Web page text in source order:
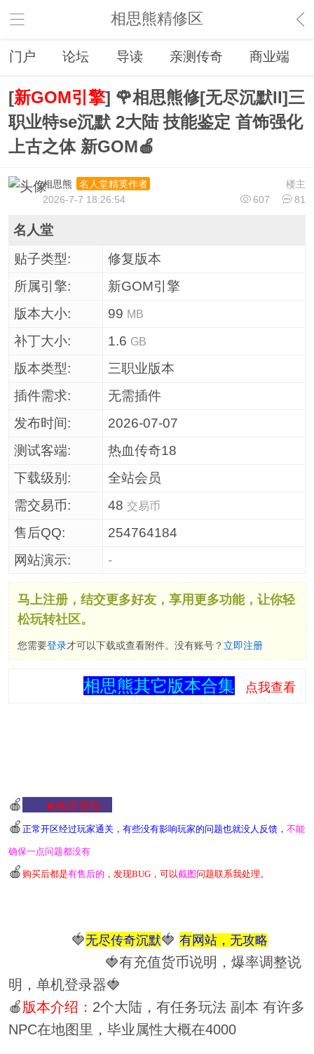
相思熊精修区
门户 论坛 导读 亲测传奇 商业端
[新GOM引擎] 🌹相思熊修[无尽沉默II]三
职业特se沉默 2大陆 技能鉴定 首饰强化
上古之体 新GOM🍎
楼主
相思熊
名人堂精英作者
607
81
2026-7-7 18:26:54
名人堂
贴子类型:
修复版本
所属引擎:
新GOM引擎
版本大小:
99 MB
补丁大小: 1.6 GB
版本类型:
三职业版本
插件需求:
无需插件
发布时间:
2026-07-07
测试客端:
热血传奇18
下载级别:
全站会员
需交易币:
48交易币
售后QQ:
254764184
网站演示:
-
马上注册，结交更多好友，享用更多功能，让你轻
松玩转社区。
您需要登录才可以下载或查看附件。没有账号？ 立即注册
相思熊其它版本合集 点我查看
🍎 ★购买需知 ：
🍎 正常开区经过玩家通关， 有些没有影响玩家的问题也就没人反馈， 不能
确保一点问题都没有
🍎 购买后都是有售后的 ，发现BUG，可以截图 问题联系我处理。
🍓无尽传奇沉默🍓 有网站，无攻略
🍓有充值货币说明，爆率调整说
明，单机登录器🍓
🍎版本介绍： 2个大陆，有任务玩法 副本 有许多
NPC在地图里，毕业属性大概在4000